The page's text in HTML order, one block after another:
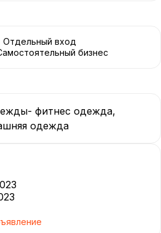
Отдельный вход
Самостоятельный бизнес
фитнес одежда,
одежда